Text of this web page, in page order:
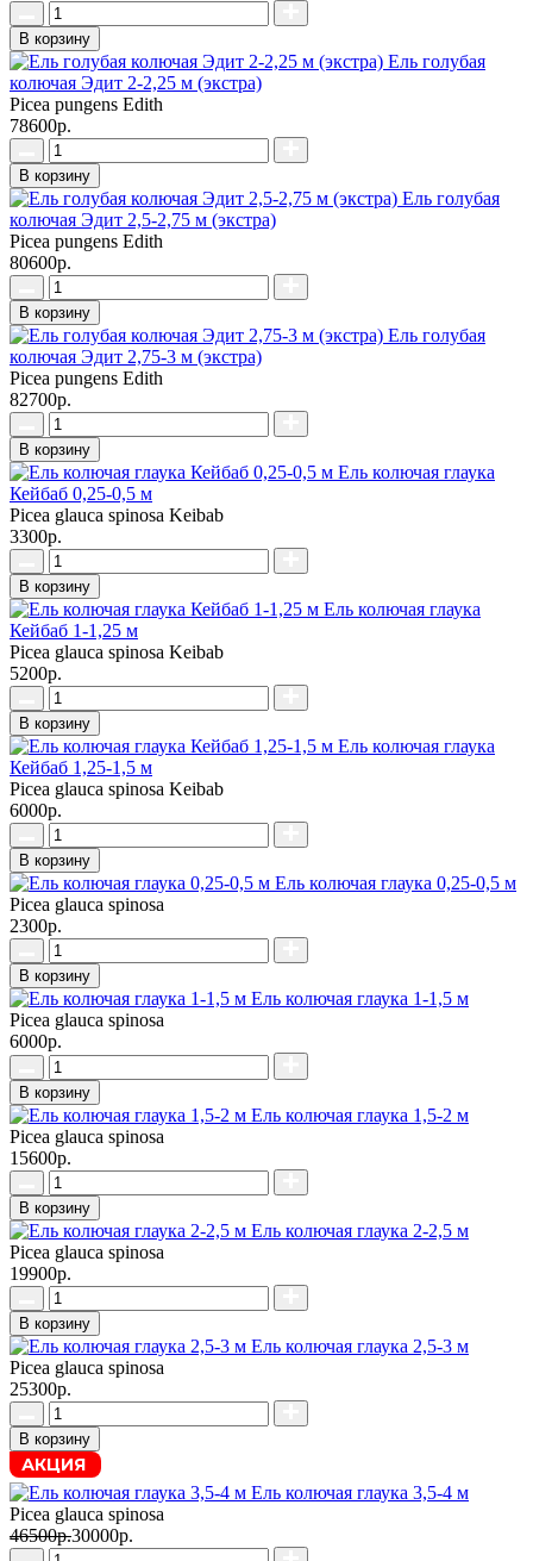
В корзину
Ель голубая
колючая Эдит 2-2,25 м (экстра)
Picea pungens Edith
78600р.
В корзину
Ель голубая
колючая Эдит 2,5-2,75 м (экстра)
Picea pungens Edith
80600р.
В корзину
Ель голубая
колючая Эдит 2,75-3 м (экстра)
Picea pungens Edith
82700р.
В корзину
Ель колючая глаука
Кейбаб 0,25-0,5 м
Picea glauca spinosa Keibab
3300р.
В корзину
Ель колючая глаука
Кейбаб 1-1,25 м
Picea glauca spinosa Keibab
5200р.
В корзину
Ель колючая глаука
Кейбаб 1,25-1,5 м
Picea glauca spinosa Keibab
6000р.
В корзину
Ель колючая глаука 0,25-0,5 м
Picea glauca spinosa
2300р.
В корзину
Ель колючая глаука 1-1,5 м
Picea glauca spinosa
6000р.
В корзину
Ель колючая глаука 1,5-2 м
Picea glauca spinosa
15600р.
В корзину
Ель колючая глаука 2-2,5 м
Picea glauca spinosa
19900р.
В корзину
Ель колючая глаука 2,5-3 м
Picea glauca spinosa
25300р.
В корзину
АКЦИЯ
Ель колючая глаука 3,5-4 м
Picea glauca spinosa
46500р.30000р.